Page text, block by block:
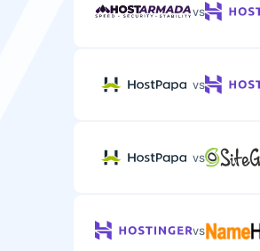
Védelem a DDoS támadások ellen
jegyrendszeren
vs
vs
vs
vs